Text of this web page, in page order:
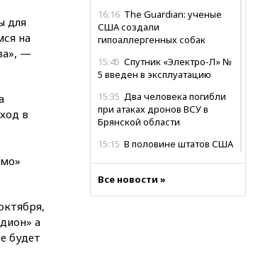
16:16 The Guardian: ученые
США создали
гипоаллергенных собак
15:45 Спутник «Электро-Л» №
5 введен в эксплуатацию
15:35 Два человека погибли
при атаках дронов ВСУ в
Брянской области
15:15 В половине штатов США
Все новости »
для
на
—
в
а
будет